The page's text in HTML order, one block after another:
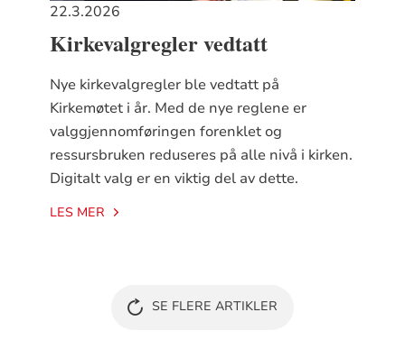
22.3.2026
Kirkevalgregler vedtatt
Nye kirkevalgregler ble vedtatt på
Kirkemøtet i år. Med de nye reglene er
valggjennomføringen forenklet og
ressursbruken reduseres på alle nivå i kirken.
Digitalt valg er en viktig del av dette.
LES MER
SE FLERE ARTIKLER